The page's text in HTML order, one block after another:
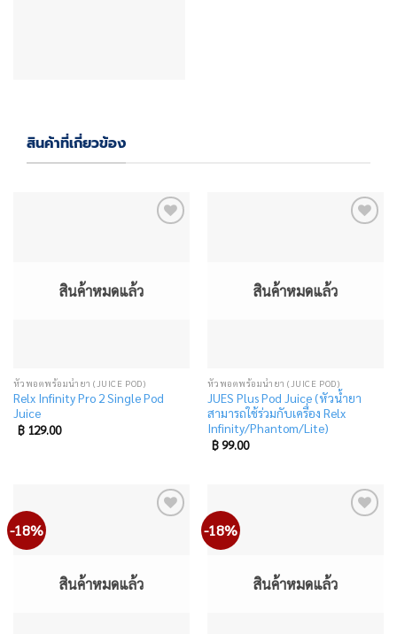
สินค้าที่เกี่ยวข้อง
สินค้าหมดแล้ว
หัวพอตพร้อมน้ำยา (JUICE POD)
Relx Infinity Pro 2 Single Pod
Juice
฿129.00
สินค้าหมดแล้ว
หัวพอตพร้อมน้ำยา (JUICE POD)
JUES Plus Pod Juice (หัวน้ำยา
สามารถใช้ร่วมกับเครื่อง Relx
Infinity/Phantom/Lite)
฿99.00
-18%
สินค้าหมดแล้ว
-18%
สินค้าหมดแล้ว